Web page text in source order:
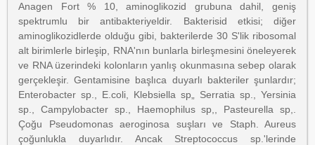
Anagen Fort % 10, aminoglikozid grubuna dahil, geniş
spektrumlu bir antibakteriyeldir. Bakterisid etkisi; diğer
aminoglikozidlerde olduğu gibi, bakterilerde 30 S'lik ribosomal
alt birimlerle birleşip, RNA'nın bunlarla birleşmesini öneleyerek
ve RNA üzerindeki kolonların yanlış okunmasına sebep olarak
gerçekleşir. Gentamisine başlıca duyarlı bakteriler şunlardır;
Enterobacter sp., E.coli, Klebsiella sp„ Serratia sp., Yersinia
sp., Campylobacter sp., Haemophilus sp,, Pasteurella sp,.
Çoğu Pseudomonas aeroginosa suşları ve Staph. Aureus
çoğunlukla duyarlıdır. Ancak Streptococcus sp.'lerinde